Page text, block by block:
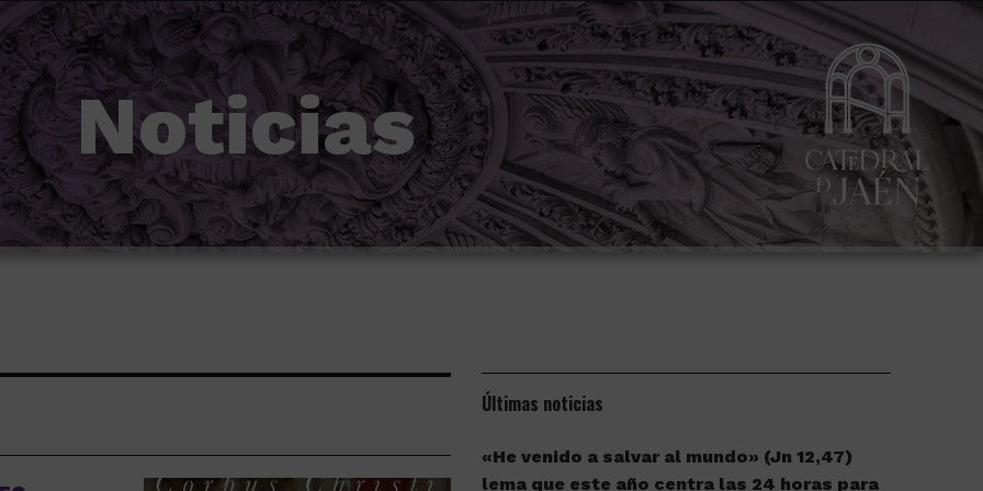
Noticias
Últimas noticias
«He venido a salvar al mundo» (Jn 12,47)
lema que este año centra las 24 horas para